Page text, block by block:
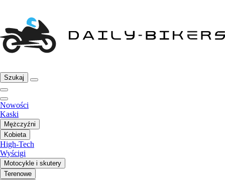
Szukaj
Nowości
Kaski
Mężczyźni
Kobieta
High-Tech
Wyścigi
Motocykle i skutery
Terenowe